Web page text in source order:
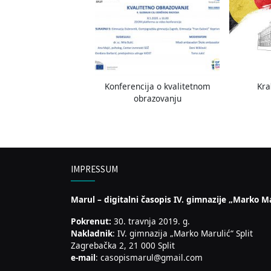
Konferencija o kvalitetnom
obrazovanju
IMPRESSUM
Marul – digitalni časopis IV. gimnazije „Marko
Pokrenut: 30. travnja 2019. g.
Nakladnik: IV. gimnazija „Marko Marulić“ Split
Zagrebačka 2, 21 000 Split
e-mail: casopismarul@gmail.com